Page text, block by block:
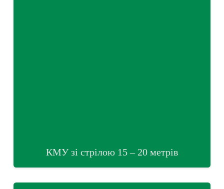
КМУ зі стрілою 15 – 20 метрів